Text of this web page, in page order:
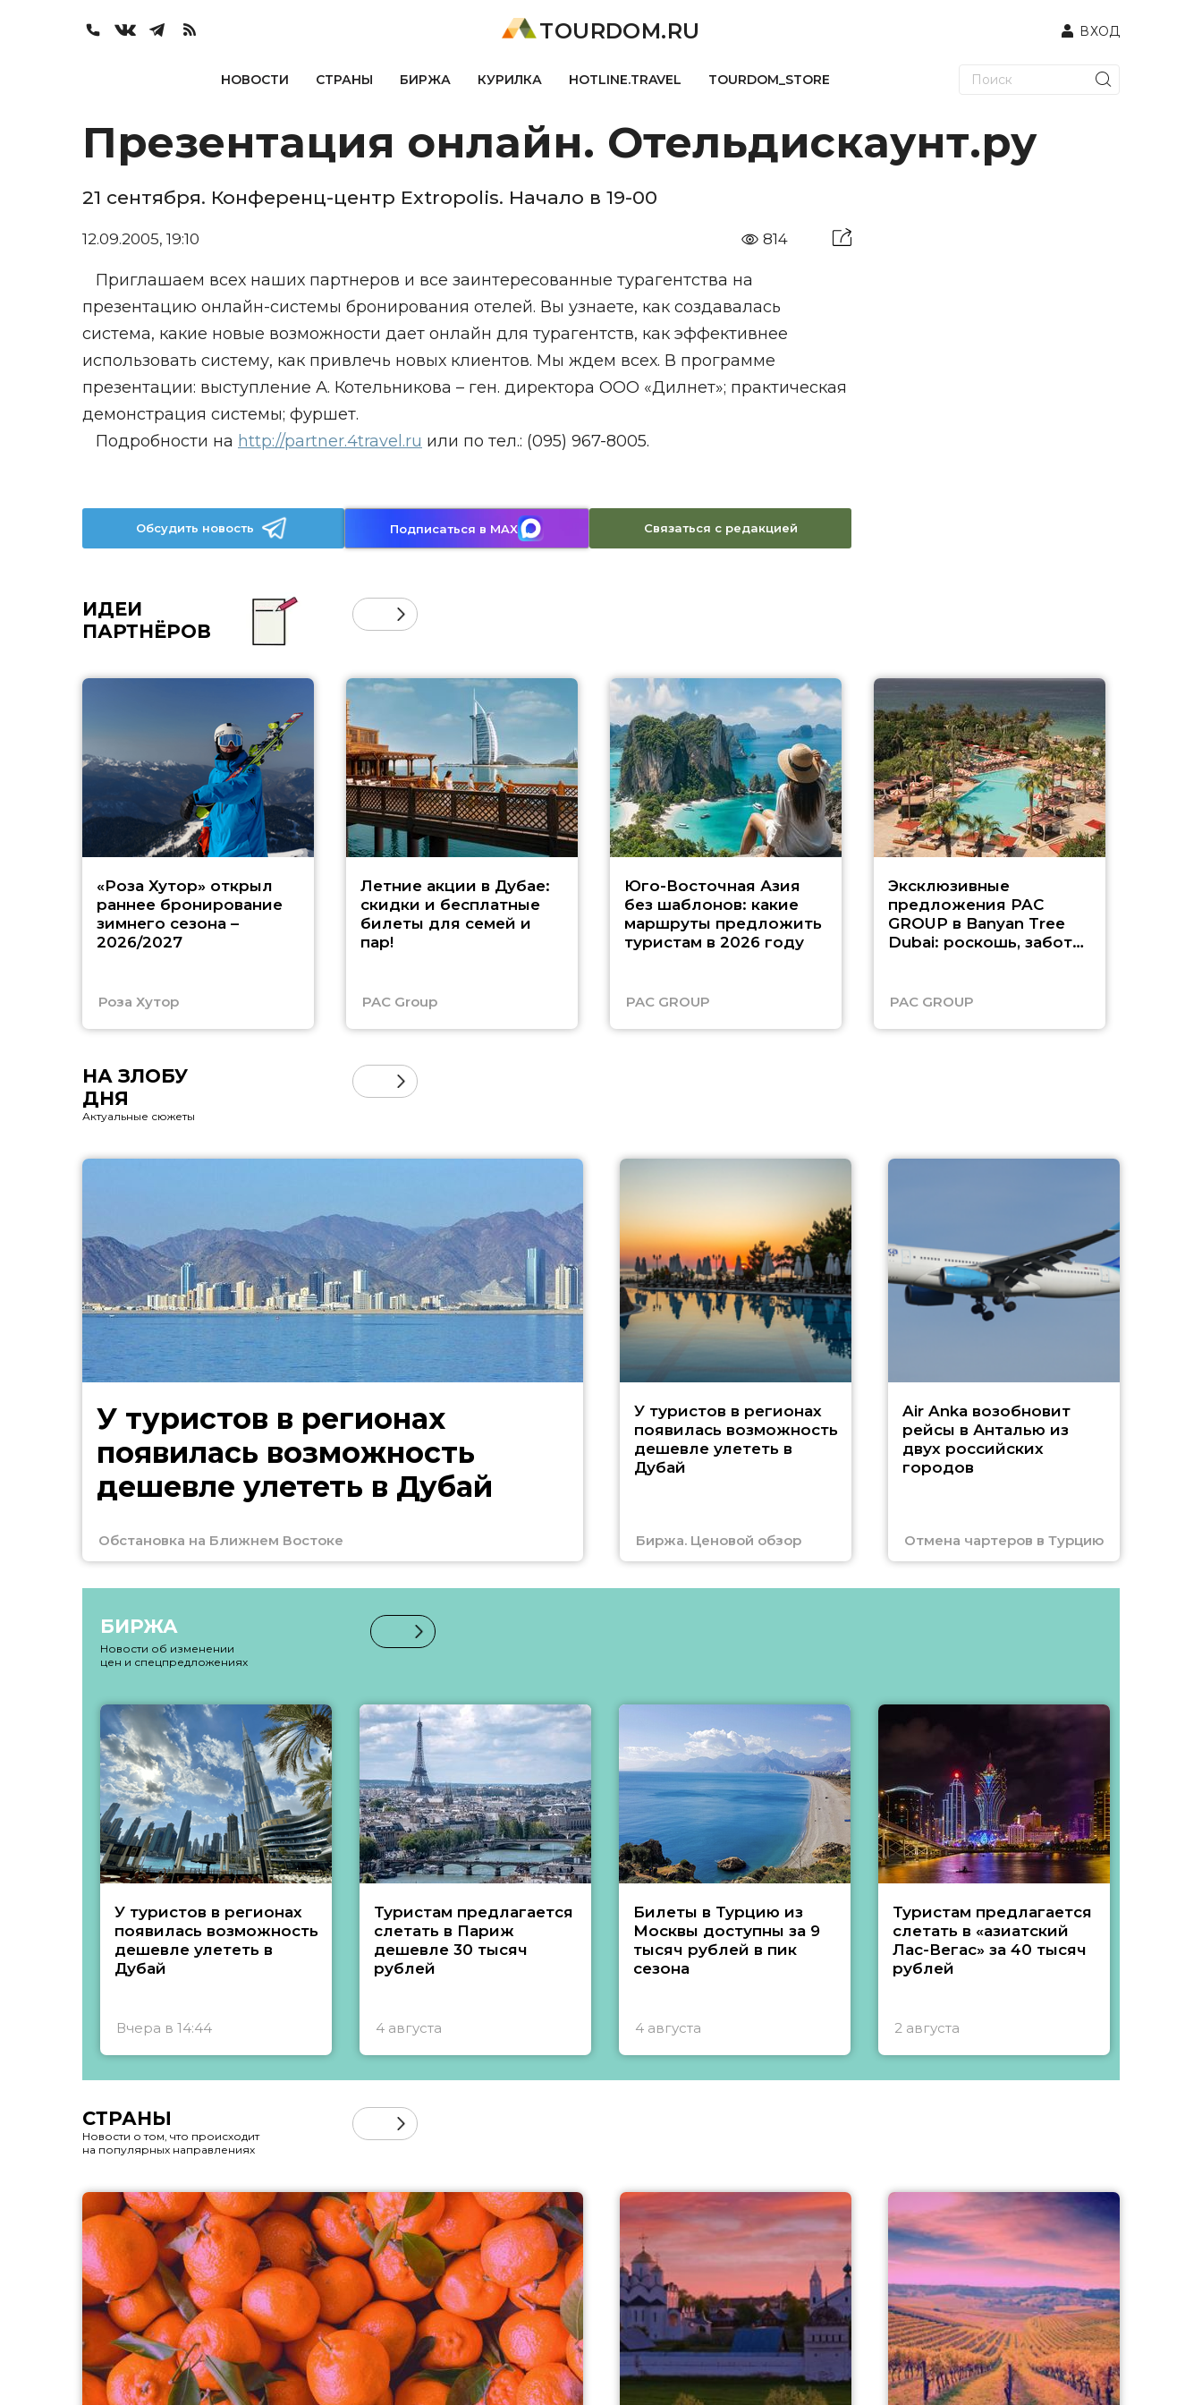
TOURDOM.RU ВХОД
НОВОСТИ СТРАНЫ БИРЖА КУРИЛКА HOTLINE.TRAVEL TOURDOM_STORE
Презентация онлайн. Отельдискаунт.ру
21 сентября. Конференц-центр Extropolis. Начало в 19-00
12.09.2005, 19:10 814
Приглашаем всех наших партнеров и все заинтересованные турагентства на
презентацию онлайн-системы бронирования отелей. Вы узнаете, как создавалась
система, какие новые возможности дает онлайн для турагентств, как эффективнее
использовать систему, как привлечь новых клиентов. Мы ждем всех. В программе
презентации: выступление А. Котельникова – ген. директора ООО «Дилнет»; практическая
демонстрация системы; фуршет.
Подробности на http://partner.4travel.ru или по тел.: (095) 967-8005.
Обсудить новость Подписаться в MAX Связаться с редакцией
ИДЕИ
ПАРТНЁРОВ
«Роза Хутор» открыл
раннее бронирование
зимнего сезона –
2026/2027
Роза Хутор
Летние акции в Дубае:
скидки и бесплатные
билеты для семей и
пар!
PAC Group
Юго-Восточная Азия
без шаблонов: какие
маршруты предложить
туристам в 2026 году
PAC GROUP
Эксклюзивные
предложения PAC
GROUP в Banyan Tree
Dubai: роскошь, забота
PAC GROUP
НА ЗЛОБУ
ДНЯ
Актуальные сюжеты
У туристов в регионах
появилась возможность
дешевле улететь в Дубай
Обстановка на Ближнем Востоке
У туристов в регионах
появилась возможность
дешевле улететь в
Дубай
Биржа. Ценовой обзор
Air Anka возобновит
рейсы в Анталью из
двух российских
городов
Отмена чартеров в Турцию
БИРЖА
Новости об изменении
цен и спецпредложениях
У туристов в регионах
появилась возможность
дешевле улететь в
Дубай
Вчера в 14:44
Туристам предлагается
слетать в Париж
дешевле 30 тысяч
рублей
4 августа
Билеты в Турцию из
Москвы доступны за 9
тысяч рублей в пик
сезона
4 августа
Туристам предлагается
слетать в «азиатский
Лас-Вегас» за 40 тысяч
рублей
2 августа
СТРАНЫ
Новости о том, что происходит
на популярных направлениях